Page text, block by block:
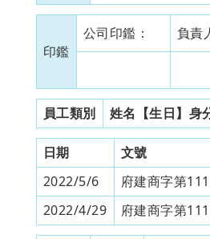
印鑑
公司印鑑： 負責
員工類別 姓名【生日】身
日期 文號
2022/5/6
府建商字第
2022/4/29
府建商字第